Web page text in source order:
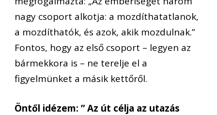
nagy csoport alkotja: a mozdíthatatlanok,
a mozdíthatók, és azok, akik mozdulnak.”
Fontos, hogy az első csoport – legyen az
bármekkora is – ne terelje el a
figyelmünket a másik kettőről.
Öntől idézem: ” Az út célja az utazás